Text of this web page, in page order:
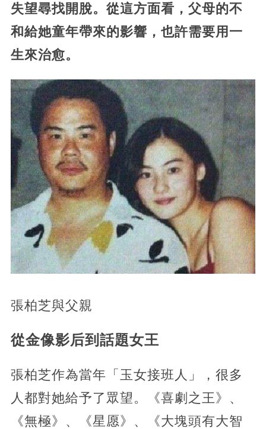
失望尋找開脫。從這方面看，父母的不
和給她童年帶來的影響，也許需要用一
生來治愈。
張柏芝與父親
從金像影后到話題女王
張柏芝作為當年「玉女接班人」，很多
人都對她給予了眾望。《喜劇之王》、
《無極》、《星愿》、《大塊頭有大智